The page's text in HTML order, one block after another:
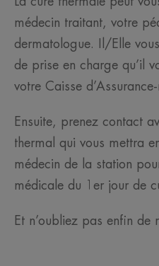
médecin traitant, votre
dermatologue. Il/Elle
de prise en charge qu’il
votre Caisse
Ensuite, prenez contact
thermal qui vous mettra
médecin de la station
médicale du 1er jour de
Et n’oubliez pas enfin de